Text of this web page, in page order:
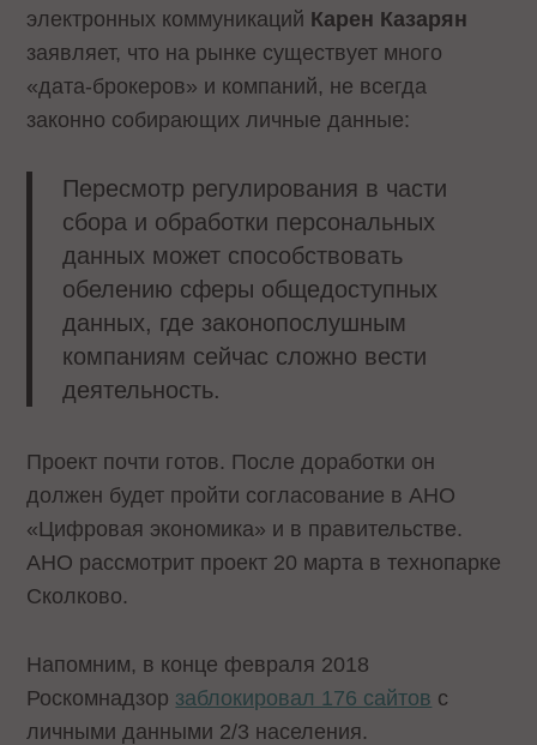
электронных коммуникаций Карен Казарян
заявляет, что на рынке существует много
«дата-брокеров» и компаний, не всегда
законно собирающих личные данные:
Пересмотр регулирования в части
сбора и обработки персональных
данных может способствовать
обелению сферы общедоступных
данных, где законопослушным
компаниям сейчас сложно вести
деятельность.
Проект почти готов. После доработки он
должен будет пройти согласование в АНО
«Цифровая экономика» и в правительстве.
АНО рассмотрит проект 20 марта в технопарке
Сколково.
Напомним, в конце февраля 2018
Роскомнадзор заблокировал 176 сайтов с
личными данными 2/3 населения.